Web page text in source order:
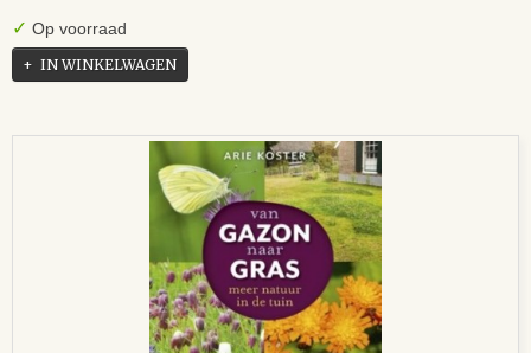
✓ Op voorraad
IN WINKELWAGEN